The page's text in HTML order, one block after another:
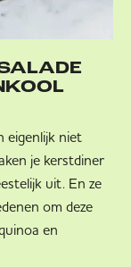
eigenlijk niet
je kerstdiner
uit. En ze
om deze
en